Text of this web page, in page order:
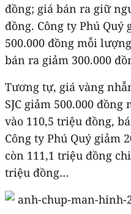
đồng; giá bán ra giữ
đồng. Công ty Phú Quý
500.000 đồng mỗi
bán ra giảm 300.000
Tương tự, giá vàng
SJC giảm 500.000
vào 110,5 triệu đồng,
Công ty Phú Quý giảm
còn 111,1 triệu đồng
triệu đồng…